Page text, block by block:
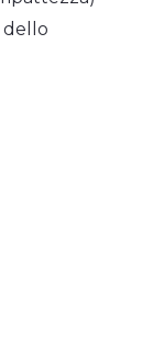
dello